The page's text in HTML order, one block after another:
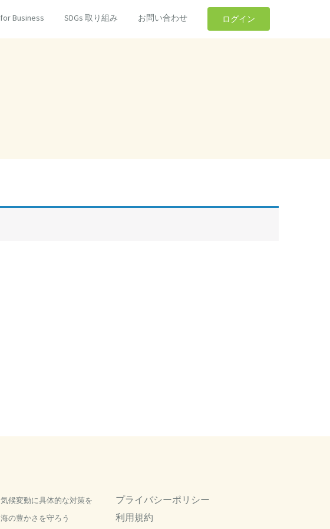
for Business SDGs 取り組み お問い合わせ ログイン
気候変動に具体的な対策を
海の豊かさを守ろう
プライバシーポリシー
利用規約